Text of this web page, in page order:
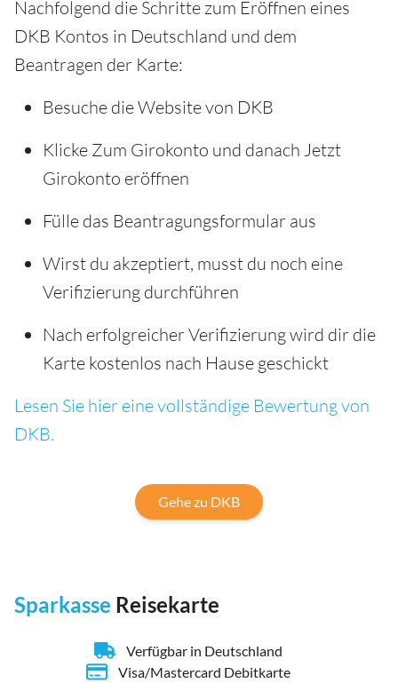
Nachfolgend die Schritte zum Eröffnen eines
DKB Kontos in Deutschland und dem
Beantragen der Karte:
Besuche die Website von DKB
Klicke Zum Girokonto und danach Jetzt
Girokonto eröffnen
Fülle das Beantragungsformular aus
Wirst du akzeptiert, musst du noch eine
Verifizierung durchführen
Nach erfolgreicher Verifizierung wird dir die
Karte kostenlos nach Hause geschickt
Lesen Sie hier eine vollständige Bewertung von
DKB.
Gehe zu DKB
Sparkasse Reisekarte
Verfügbar in Deutschland
Visa/Mastercard Debitkarte